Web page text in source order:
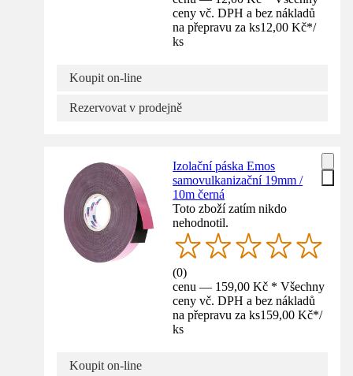
ceny vč. DPH a bez nákladů
na přepravu za ks12,00 Kč*/
ks
Koupit on-line
Rezervovat v prodejně
Izolační páska Emos
samovulkanizační 19mm /
10m černá
Toto zboží zatím nikdo
nehodnotil.
(0)
cenu — 159,00 Kč * Všechny
ceny vč. DPH a bez nákladů
na přepravu za ks159,00 Kč*/
ks
Koupit on-line